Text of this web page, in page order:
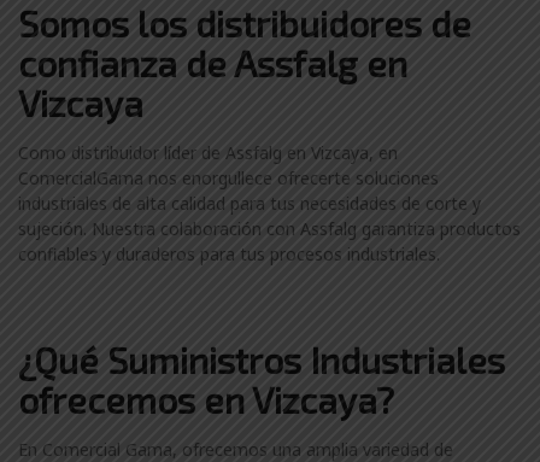
Somos los distribuidores de
confianza de Assfalg en
Vizcaya
Como distribuidor líder de Assfalg en Vizcaya, en
ComercialGama nos enorgullece ofrecerte soluciones
industriales de alta calidad para tus necesidades de corte y
sujeción. Nuestra colaboración con Assfalg garantiza productos
confiables y duraderos para tus procesos industriales.
¿Qué Suministros Industriales
ofrecemos en Vizcaya?
En Comercial Gama, ofrecemos una amplia variedad de